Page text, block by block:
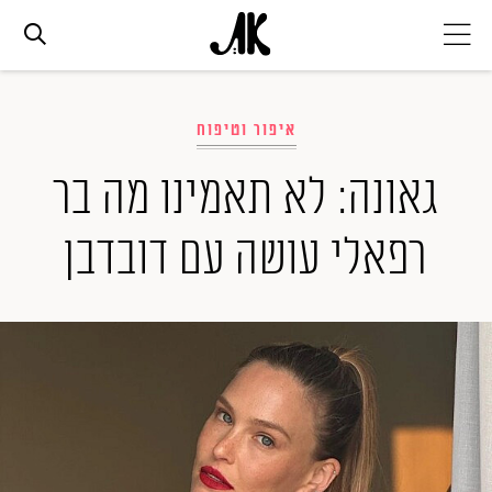
אופנה
ביוטי
סלבס
ערוצים נוספים
המגזין
איפור וטיפוח
גאונה: לא תאמינו מה בר
רפאלי עושה עם דובדבן